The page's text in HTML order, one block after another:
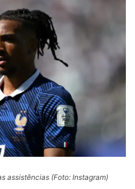
assistências (Foto: Instagram)